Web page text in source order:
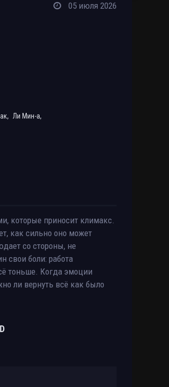
05 июля 2026
Ли Мин-а,
которые приносит климакс.
как сильно оно может
со стороны, не
свои боли: работа
тоньше. Когда эмоции
ли вернуть всё как было